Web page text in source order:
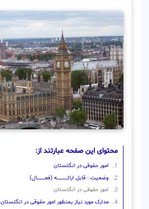
محتوای این صفحه عبارتند از:
امور حقوقی در انگلستان
وضعیت : قابل ارائــــــــــــــــــــه (فعـــــــــــــــال)
امور حقوقی در انگلستان
مدارک مورد نیاز بمنظور امور حقوقی در انگلستان